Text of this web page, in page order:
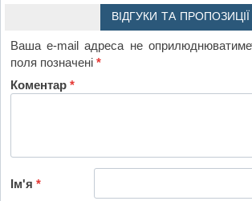
ВІДГУКИ ТА ПРОПОЗИЦІЇ
Ваша e-mail адреса не
поля позначені*
Коментар*
Ім'я*